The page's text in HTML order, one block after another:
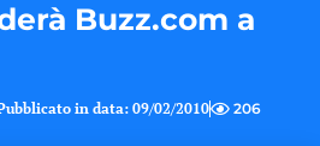
Buzz.com a
in data: 09/02/2010 206